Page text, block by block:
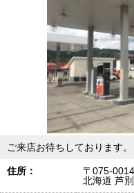
ご来店お待ちしております。
住所：
〒075-0014
北海道 芦